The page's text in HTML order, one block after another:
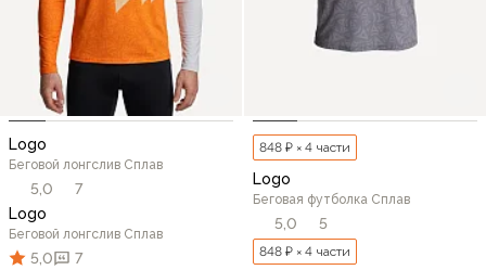
Logo
Беговой лонгслив Сплав
5,0
7
Logo
Беговой лонгслив Сплав
5,0 7
848 ₽ × 4 части
Logo
Беговая футболка Сплав
5,0 5
848 ₽ × 4 части